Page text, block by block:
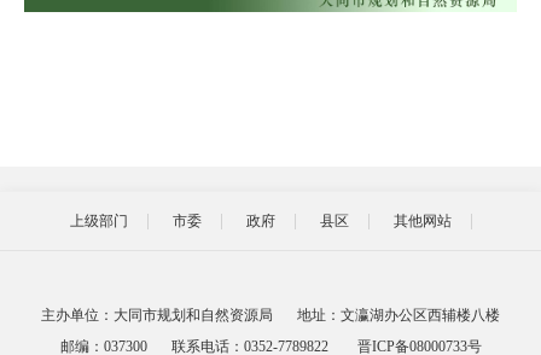
上级部门 市委 政府 县区 其他网站
主办单位：大同市规划和自然资源局
地址：文瀛湖办公区西辅楼八楼
邮编：037300
联系电话：0352-7789822 晋ICP备08000733号